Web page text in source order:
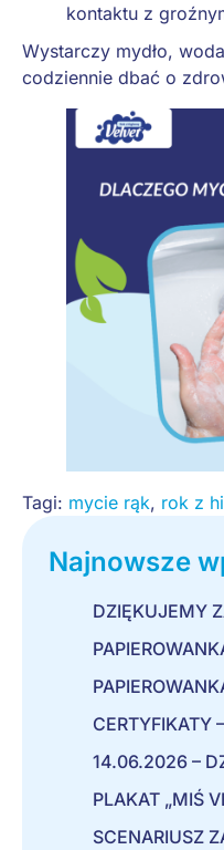
kontaktu z
Wystarczy mydło,
codziennie dbać o
Tagi: mycie rąk, rok z
Najnowsze
DZIĘKUJEMY
CERTYFIKATY
14.06.2026 –
PLAKAT „MIŚ
SCENARIUSZ